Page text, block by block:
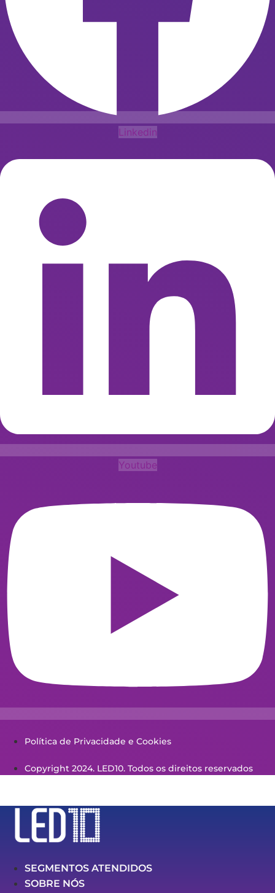
Linkedin
Youtube
Política de Privacidade e Cookies
Copyright 2024. LED10. Todos os direitos reservados
SEGMENTOS ATENDIDOS
SOBRE NÓS